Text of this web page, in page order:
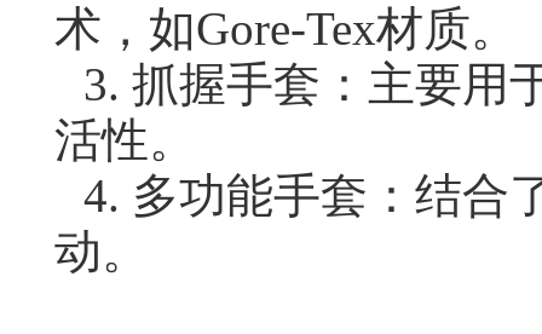
术，如Gore-Tex材质。
3. 抓握手套：主要用
活性。
4. 多功能手套：结合
动。